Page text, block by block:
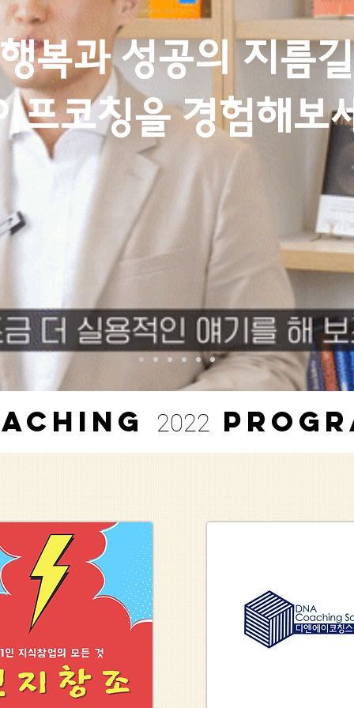
행복과 성공의 지름길
프코칭을 경험해보
2022